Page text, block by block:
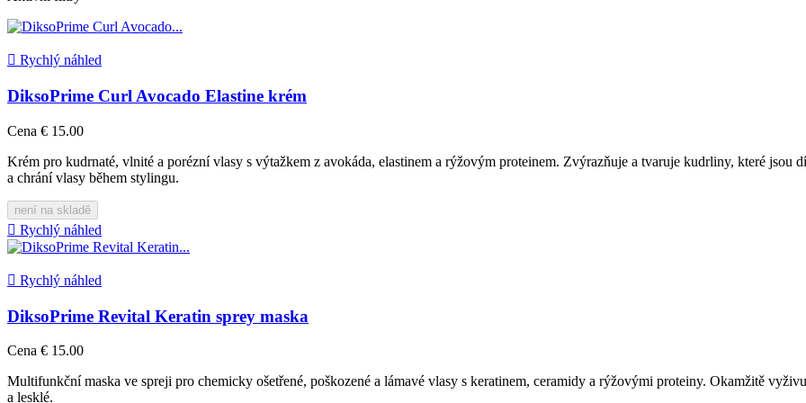
 Rychlý náhled
DiksoPrime Curl Avocado Elastine krém
Cena € 15.00
Krém pro kudrnaté, vlnité a porézní vlasy s výtažkem z avokáda, elastinem a rýžovým proteinem. Zvýrazňuje a tvaruje kudrliny, které jsou
a chrání vlasy během stylingu.
není na skladě
 Rychlý náhled
 Rychlý náhled
DiksoPrime Revital Keratin sprey maska
Cena € 15.00
Multifunkční maska ve spreji pro chemicky ošetřené, poškozené a lámavé vlasy s keratinem, ceramidy a rýžovými proteiny. Okamžitě
a lesklé.